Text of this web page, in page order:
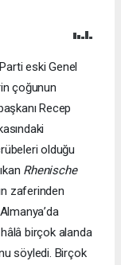
eski Genel
çoğunun
Recep
olduğu
Rhenische
zaferinden
birçok alanda
söyledi. Birçok